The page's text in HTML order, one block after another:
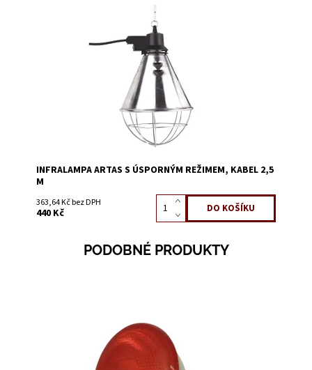
Skladem 30
0901B
INFRALAMPA ARTAS S ÚSPORNÝM REŽIMEM, KABEL 2,5
M
363,64 Kč bez DPH
440 Kč
PODOBNÉ PRODUKTY
Skladem 73
0975D